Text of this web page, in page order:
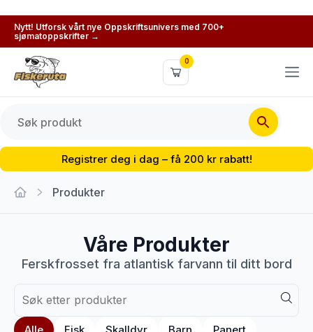
Nytt! Utforsk vårt nye Oppskriftsunivers med 700+
sjømatoppskrifter →
0
Registrer deg i dag – få 200 kr rabatt!
Produkter
Våre Produkter
Ferskfrosset fra atlantisk farvann til ditt bord
Alle Fisk Skalldyr Barn
Panert